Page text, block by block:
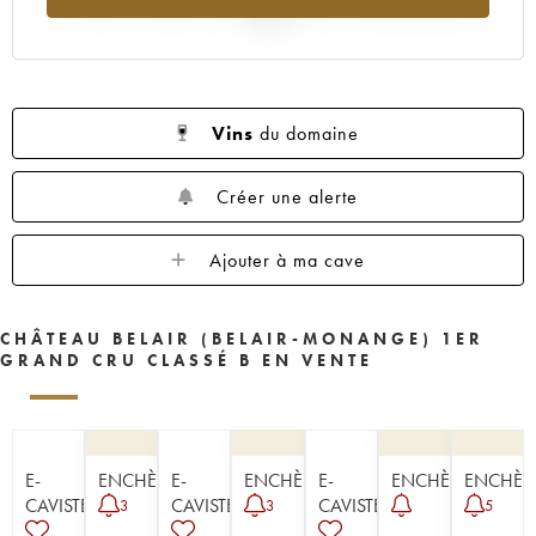
Vins du domaine
Créer une alerte
Ajouter à ma cave
CHÂTEAU BELAIR (BELAIR-MONANGE) 1ER
GRAND CRU CLASSÉ B EN VENTE
E-
CAVISTE
ENCHÈRE
3
E-
CAVISTE
ENCHÈRE
3
E-
CAVISTE
ENCHÈRE
5